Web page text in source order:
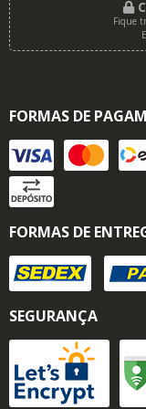
Fique
FORMAS DE
FORMAS DE
SEGURANÇA